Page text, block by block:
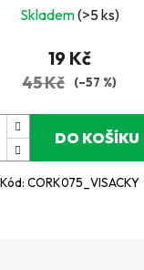
Skladem(>5 ks)
19 Kč
45 Kč (–57 %)
DO KOŠÍKU
Kód: CORK075_VISACKY